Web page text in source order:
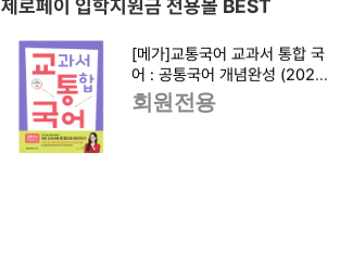
제로페이 입학지원금 전용몰 BEST
[메가]교통국어 교과서 통합 국
어 : 공통국어 개념완성 (2025
년)
회원전용